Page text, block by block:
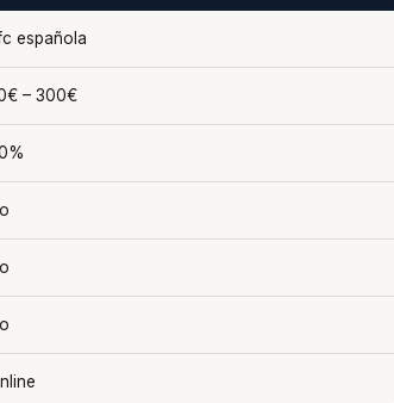
española
– 300€